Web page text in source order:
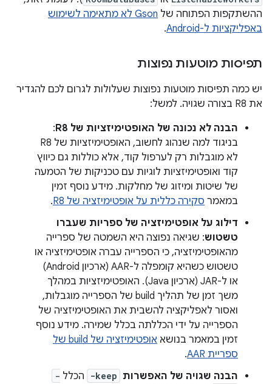
ההשתקפות הפתוחה של
Gson לא מתאימה לשימוש
באפליקציות ל-Android
.
תפיסות מוטעות נפוצות
יש כמה תפיסות מוטעות נפוצות שעלולות לגרום לכם להגדיר
את R8 בצורה שגויה. למשל:
הבנה לא נכונה של האופטימיזציות של R8
:
בניגוד למה שנהוג לחשוב, האופטימיזציות של R8
לא מוגבלות רק לערפול קוד, אלא כוללות גם כיווץ
קוד ואופטימיזציות לוגיות עם טכניקות של הטמעה
של שיטות ומיזוג של מחלקות. מידע נוסף זמין
במאמר סקירה כללית על אופטימיזציה של R8
.
דילוג על אופטימיזציה של ספריות שעברו
טשטוש: שגיאה נפוצה היא השמטה של ספרייה
מהאופטימיזציה, כי הספרייה עברה אופטימיזציה או
טשטוש כשהיא קומפלה ל-AAR (ארכיון Android)
או ל-JAR (ארכיון Java). האופטימיזציות במהלך
משך זמן של תהליך build של הספרייה מוגבלות,
ואסור לאפליקציה להשבית את האופטימיזציה של
הספרייה על ידי הכללתה בכלל שמירה. מידע נוסף
זמין במאמר בנושא
אופטימיזציה של build של
ספריית AAR
.
הבנה שגויה של האפשרות -keep הכלל -